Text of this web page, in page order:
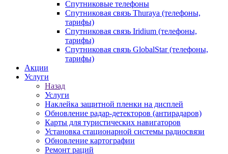
Спутниковые телефоны
Спутниковая связь Thuraya (телефоны,
тарифы)
Спутниковая связь Iridium (телефоны,
тарифы)
Спутниковая связь GlobalStar (телефоны,
тарифы)
Акции
Услуги
Назад
Услуги
Наклейка защитной пленки на дисплей
Обновление радар-детекторов (антирадаров)
Карты для туристических навигаторов
Установка стационарной системы радиосвязи
Обновление картографии
Ремонт раций